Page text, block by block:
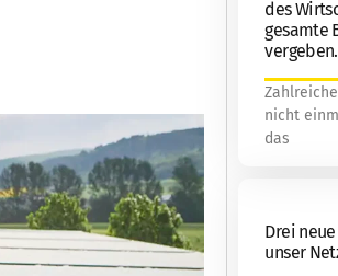
des
gesamte
vergeben.
nicht
das
Drei
unser